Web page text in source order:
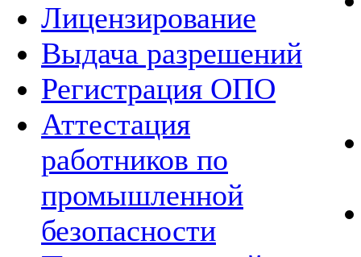
Лицензирование
Выдача разрешений
Регистрация ОПО
Аттестация
работников по
промышленной
безопасности